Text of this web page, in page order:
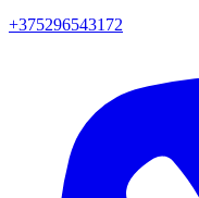
+375296543172